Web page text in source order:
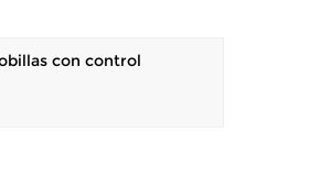
con control